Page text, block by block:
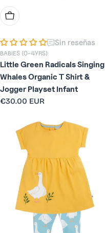
Elige Opciones
Sin reseñas
BABIES (0-4YRS)
Little Green Radicals Singing
Whales Organic T Shirt &
Jogger Playset Infant
Precio
€30.00 EUR